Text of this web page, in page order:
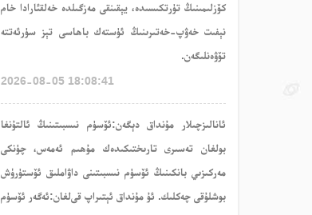
كۆزلىمىنىڭ تۈرتكىسىدە، يېقىنقى مەزگىلدە خەلقئارادا خام
نېفىت خەۋپ-خەتىرىنىڭ ئۈستەك باھاسى تېز سۈرئەتتە
تۆۋەنلىگەن.
2026-08-05 18:08:41
ئانالىزچىلار مۇنداقدېگەن:ئۆسۈم نىسبىتىنىڭ ئالتۇنغا
بولغان تەسىرى تارىختىكىدەك مۇھىم ئەمەس، چۈنكى
مەركىزىي بانكىنىڭ ئۆسۈم نىسبىتىنى داۋاملىق ئۆستۈرۈش
بوشلۇقى چەكلىك. ئۇ مۇنداق ئېتىراپ قىلغان:ئەگەر ئۆسۈم